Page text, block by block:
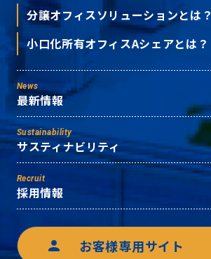
分譲オフィスソリューションとは？
小口化所有オフィスAシェアとは？
News
最新情報
Sustainability
サスティナビリティ
Recruit
採用情報
person お客様専用サイト